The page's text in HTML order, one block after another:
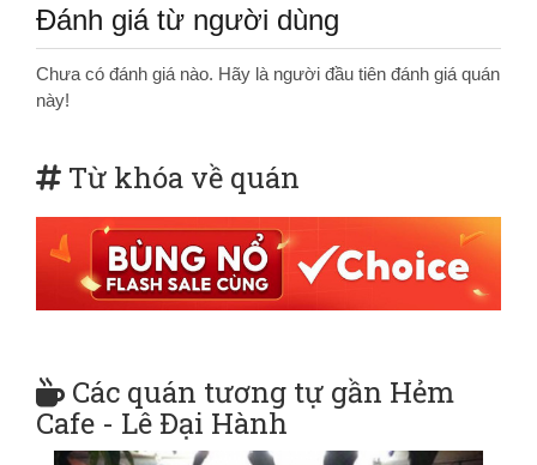
Đánh giá từ người dùng
Chưa có đánh giá nào. Hãy là người đầu tiên đánh giá quán
này!
Từ khóa về quán
Các quán tương tự gần Hẻm
Cafe - Lê Đại Hành